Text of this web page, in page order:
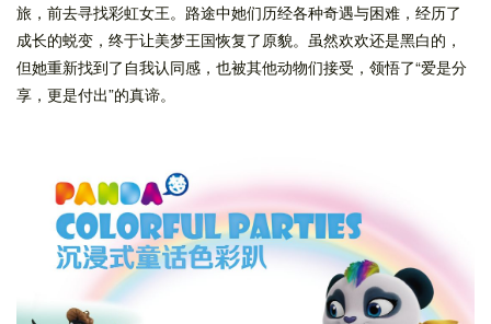
旅，前去寻找彩虹女王。路途中她们历经各种奇遇与困难，经历了
成长的蜕变，终于让美梦王国恢复了原貌。虽然欢欢还是黑白的，
但她重新找到了自我认同感，也被其他动物们接受，领悟了“爱是分
享，更是付出”的真谛。